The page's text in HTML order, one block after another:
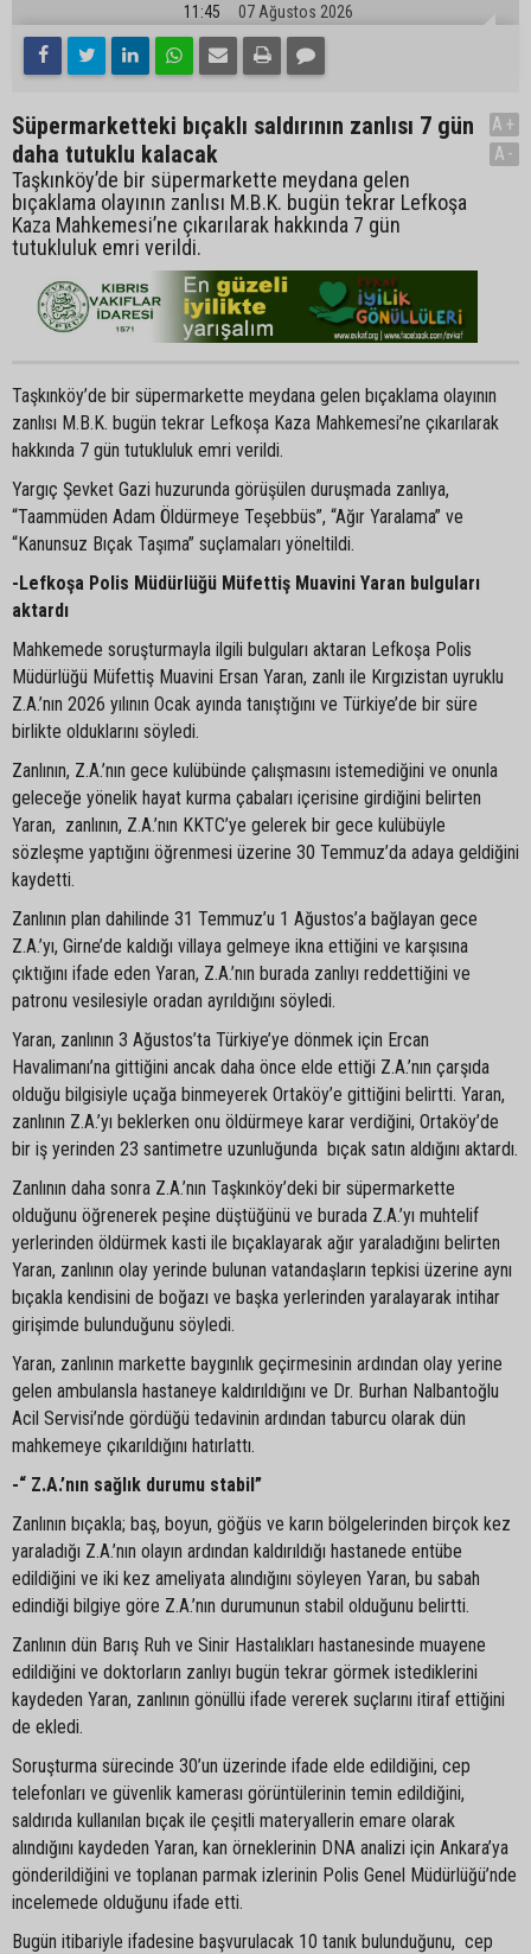
11:45 07 Ağustos 2026
Süpermarketteki bıçaklı saldırının zanlısı 7 gün
daha tutuklu kalacak
Taşkınköy’de bir süpermarkette meydana gelen
bıçaklama olayının zanlısı M.B.K. bugün tekrar Lefkoşa
Kaza Mahkemesi’ne çıkarılarak hakkında 7 gün
tutukluluk emri verildi.
A+
A-
Taşkınköy’de bir süpermarkette meydana gelen bıçaklama olayının
zanlısı M.B.K. bugün tekrar Lefkoşa Kaza Mahkemesi’ne çıkarılarak
hakkında 7 gün tutukluluk emri verildi.
Yargıç Şevket Gazi huzurunda görüşülen duruşmada zanlıya,
“Taammüden Adam Öldürmeye Teşebbüs”, “Ağır Yaralama” ve
“Kanunsuz Bıçak Taşıma” suçlamaları yöneltildi.
-Lefkoşa Polis Müdürlüğü Müfettiş Muavini Yaran bulguları
aktardı
Mahkemede soruşturmayla ilgili bulguları aktaran Lefkoşa Polis
Müdürlüğü Müfettiş Muavini Ersan Yaran, zanlı ile Kırgızistan uyruklu
Z.A.’nın 2026 yılının Ocak ayında tanıştığını ve Türkiye’de bir süre
birlikte olduklarını söyledi.
Zanlının, Z.A.’nın gece kulübünde çalışmasını istemediğini ve onunla
geleceğe yönelik hayat kurma çabaları içerisine girdiğini belirten
Yaran, zanlının, Z.A.’nın KKTC’ye gelerek bir gece kulübüyle
sözleşme yaptığını öğrenmesi üzerine 30 Temmuz’da adaya geldiğini
kaydetti.
Zanlının plan dahilinde 31 Temmuz’u 1 Ağustos’a bağlayan gece
Z.A.’yı, Girne’de kaldığı villaya gelmeye ikna ettiğini ve karşısına
çıktığını ifade eden Yaran, Z.A.’nın burada zanlıyı reddettiğini ve
patronu vesilesiyle oradan ayrıldığını söyledi.
Yaran, zanlının 3 Ağustos’ta Türkiye’ye dönmek için Ercan
Havalimanı’na gittiğini ancak daha önce elde ettiği Z.A.’nın çarşıda
olduğu bilgisiyle uçağa binmeyerek Ortaköy’e gittiğini belirtti. Yaran,
zanlının Z.A.’yı beklerken onu öldürmeye karar verdiğini, Ortaköy’de
bir iş yerinden 23 santimetre uzunluğunda bıçak satın aldığını aktardı.
Zanlının daha sonra Z.A.’nın Taşkınköy’deki bir süpermarkette
olduğunu öğrenerek peşine düştüğünü ve burada Z.A.’yı muhtelif
yerlerinden öldürmek kasti ile bıçaklayarak ağır yaraladığını belirten
Yaran, zanlının olay yerinde bulunan vatandaşların tepkisi üzerine aynı
bıçakla kendisini de boğazı ve başka yerlerinden yaralayarak intihar
girişimde bulunduğunu söyledi.
Yaran, zanlının markette baygınlık geçirmesinin ardından olay yerine
gelen ambulansla hastaneye kaldırıldığını ve Dr. Burhan Nalbantoğlu
Acil Servisi’nde gördüğü tedavinin ardından taburcu olarak dün
mahkemeye çıkarıldığını hatırlattı.
-“ Z.A.’nın sağlık durumu stabil”
Zanlının bıçakla; baş, boyun, göğüs ve karın bölgelerinden birçok kez
yaraladığı Z.A.’nın olayın ardından kaldırıldığı hastanede entübe
edildiğini ve iki kez ameliyata alındığını söyleyen Yaran, bu sabah
edindiği bilgiye göre Z.A.’nın durumunun stabil olduğunu belirtti.
Zanlının dün Barış Ruh ve Sinir Hastalıkları hastanesinde muayene
edildiğini ve doktorların zanlıyı bugün tekrar görmek istediklerini
kaydeden Yaran, zanlının gönüllü ifade vererek suçlarını itiraf ettiğini
de ekledi.
Soruşturma sürecinde 30’un üzerinde ifade elde edildiğini, cep
telefonları ve güvenlik kamerası görüntülerinin temin edildiğini,
saldırıda kullanılan bıçak ile çeşitli materyallerin emare olarak
alındığını kaydeden Yaran, kan örneklerinin DNA analizi için Ankara’ya
gönderildiğini ve toplanan parmak izlerinin Polis Genel Müdürlüğü’nde
incelemede olduğunu ifade etti.
Bugün itibariyle ifadesine başvurulacak 10 tanık bulunduğunu, cep